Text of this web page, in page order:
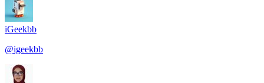
iGeekbb
@igeekbb